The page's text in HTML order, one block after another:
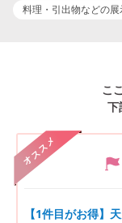
料理・引出物などの展
こ
下
オススメ
【1件目がお得】